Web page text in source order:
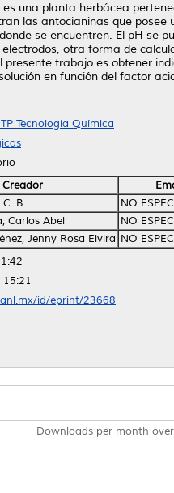
una planta herbácea
las antocianinas que
se encuentren. El pH
otra forma de
presente trabajo es obtener
en función del factor
Tecnología Química
Creador
C. B.
NO
Carlos Abel
NO
Jenny Rosa Elvira NO
id/eprint/23668
Downloads per month